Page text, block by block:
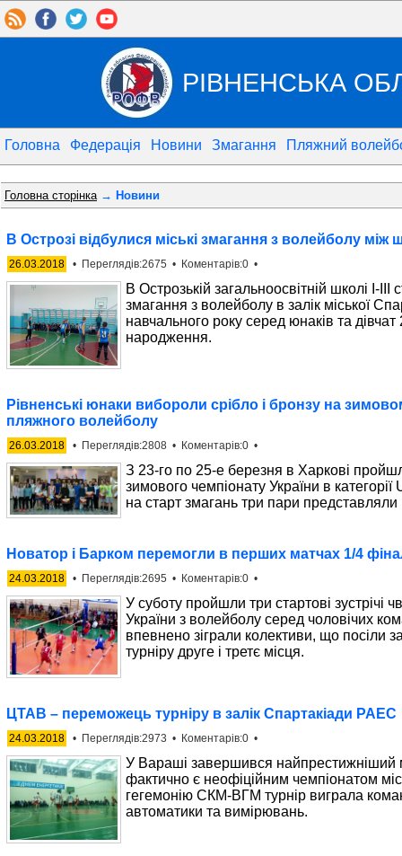
РІВНЕНСЬКА
Головна Федерація Новини Змагання Пляжний
Головна сторінка→ Новини
В Острозі відбулися міські змагання з волейболу між
26.03.2018 • Переглядів:2675 • Коментарів:0 •
В Острозькій загальноосвітній школі І-
змагання з волейболу в залік міської
навчального року серед юнаків та
народження.
Рівненські юнаки вибороли срібло і бронзу на
пляжного волейболу
26.03.2018 • Переглядів:2808 • Коментарів:0 •
З 23-го по 25-е березня в Харкові
зимового чемпіонату України в
на старт змагань три пари представляли
Новатор і Барком перемогли в перших матчах 1/4
24.03.2018 • Переглядів:2695 • Коментарів:0 •
У суботу пройшли три стартові зустрічі
України з волейболу серед чоловічих
впевнено зіграли колективи, що посіли
турніру друге і третє місця.
ЦТАВ – переможець турніру в залік Спартакіади РАЕС
24.03.2018 • Переглядів:2973 • Коментарів:0 •
У Вараші завершився найпрестижніший
фактично є неофіційним чемпіонатом
гегемонію СКМ-ВГМ турнір виграла
автоматики та вимірювань.